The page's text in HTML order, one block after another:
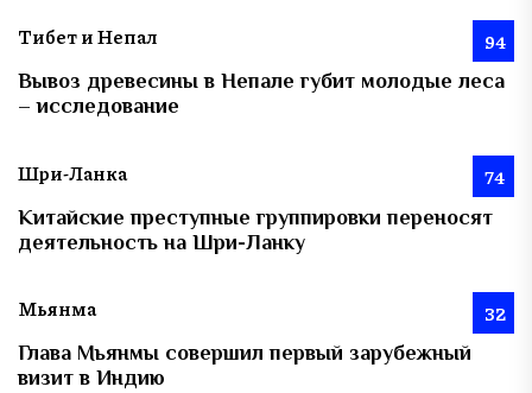
Тибет и Непал 94
Вывоз древесины в Непале губит молодые леса
– исследование
Шри-Ланка 74
Китайские преступные группировки переносят
деятельность на Шри-Ланку
Мьянма 32
Глава Мьянмы совершил первый зарубежный
визит в Индию